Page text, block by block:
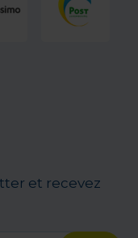
et recevez